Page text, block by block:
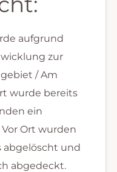
aufgrund
zur
/ Am
wurde bereits
ein
Ort wurden
abgelöscht und
abgedeckt.